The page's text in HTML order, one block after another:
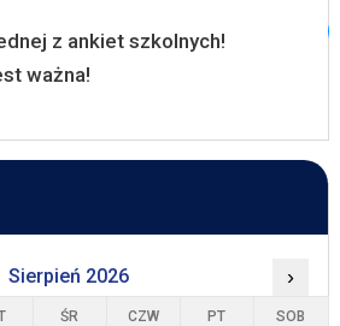
z ankiet szkolnych!
ważna!
Sierpień 2026 ›
ŚR CZW PT SOB